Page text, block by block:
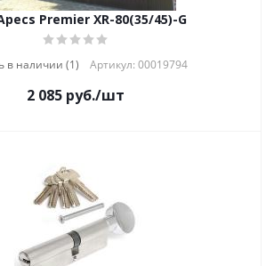
Premier XR-80(35/45)-G
в наличии (1) Артикул: 00019794
2 085 руб./шт